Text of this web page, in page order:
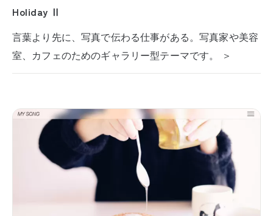
Holiday Ⅱ
言葉より先に、写真で伝わる仕事がある。写真家や美容
室、カフェのためのギャラリー型テーマです。 ＞